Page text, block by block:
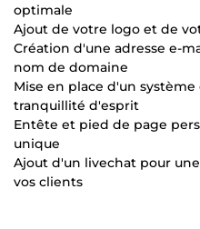
optimale
Ajout de votre logo et de
Création d'une adresse e-
nom de domaine
Mise en place d'un
tranquillité d'esprit
Entête et pied de page
unique
Ajout d'un livechat pour
vos clients